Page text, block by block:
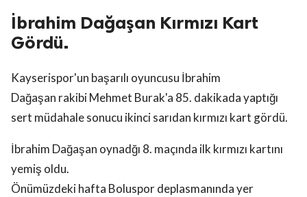
İbrahim Dağaşan Kırmızı Kart
Gördü.
Kayserispor'un başarılı oyuncusu İbrahim
Dağaşan rakibi Mehmet Burak'a 85. dakikada yaptığı
sert müdahale sonucu ikinci sarıdan kırmızı kart gördü.
İbrahim Dağaşan oynadğı 8. maçında ilk kırmızı kartını
yemiş oldu.
Önümüzdeki hafta Boluspor deplasmanında yer